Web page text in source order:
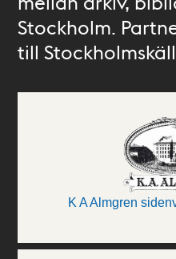
Stockholm.
till
K A Almgren